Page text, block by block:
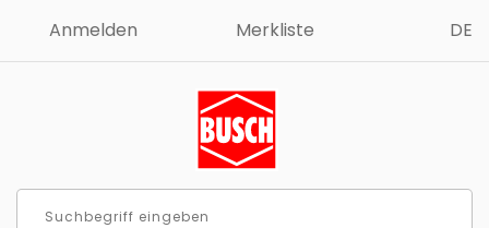
Anmelden Merkliste DE